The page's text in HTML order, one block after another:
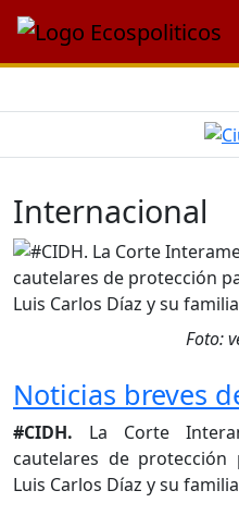
Internacional
Foto:
Noticias breves
#CIDH. La Corte
cautelares de
Luis Carlos Díaz y su